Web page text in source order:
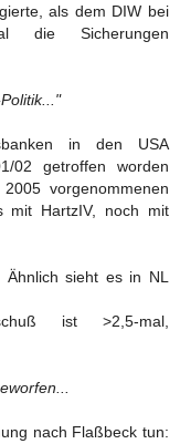
als dem DIW bei
die Sicherungen
in den USA
02 getroffen worden
vorgenommenen
mit HartzIV, noch mit
Ähnlich sieht es in NL
ist >2,5-mal,
nach Flaßbeck tun: